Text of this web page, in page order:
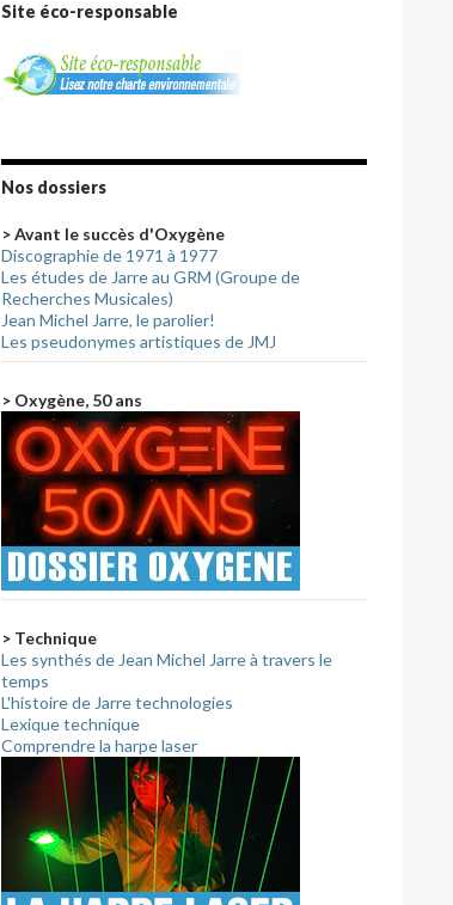
Site éco-responsable
Nos dossiers
> Avant le succès d'Oxygène
Discographie de 1971 à 1977
Les études de Jarre au GRM (Groupe de
Recherches Musicales)
Jean Michel Jarre, le parolier!
Les pseudonymes artistiques de JMJ
> Oxygène, 50 ans
> Technique
Les synthés de Jean Michel Jarre à travers le
temps
L'histoire de Jarre technologies
Lexique technique
Comprendre la harpe laser